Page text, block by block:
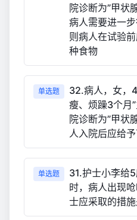
院诊断为”甲状
病人需要进一步
则病人在试验
种食物
单选题
32.病人，女，
瘦、烦躁3个月
院诊断为”甲状
人入院后应给
单选题
31.护士小李给
时，病人出现
士应采取的措